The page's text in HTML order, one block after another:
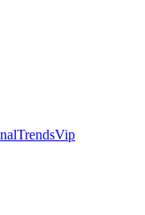
TrendsVip